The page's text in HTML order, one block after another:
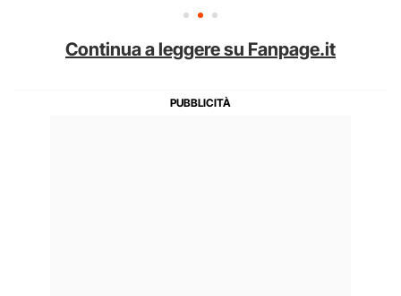
Continua a leggere su Fanpage.it